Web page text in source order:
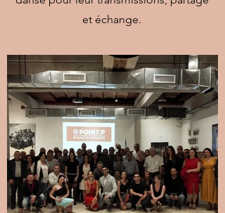
et échange.